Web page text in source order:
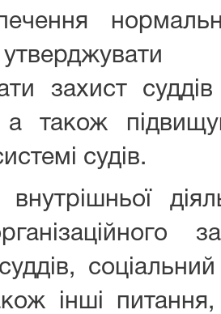
захист
а також
судів.
інші